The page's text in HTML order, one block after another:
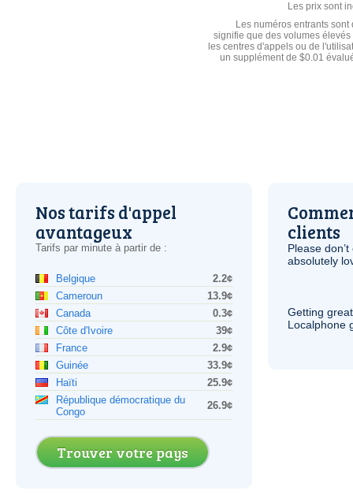
Les prix sont
Les numéros entrants
signifie que des volumes
les centres d'appels ou de
un supplément de $0.01
Nos tarifs d'appel
avantageux
Tarifs par minute à partir de :
Belgique
2.2¢
Cameroun
13.9¢
Canada
0.3¢
Côte d'Ivoire
39¢
France
2.9¢
Guinée
33.9¢
Haïti
25.9¢
République démocratique du
Congo
26.9¢
Trouver votre pays
clients
Please
absolutely
Getting
Localphone